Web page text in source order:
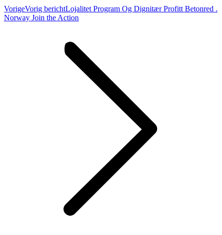
VorigeVorig berichtLojalitet Program Og Dignitær Profitt Betonred .
Norway Join the Action